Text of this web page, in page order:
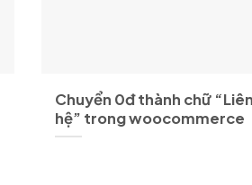
Chuyển 0đ thành chữ “Liên
hệ” trong woocommerce